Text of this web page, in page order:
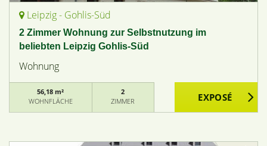
Leipzig - Gohlis-Süd
2 Zimmer Wohnung zur Selbstnutzung im
beliebten Leipzig Gohlis-Süd
Wohnung
56,18 m²
WOHNFLÄCHE
2
ZIMMER